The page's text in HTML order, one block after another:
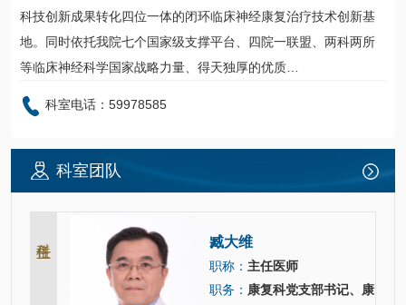
科技创新成果转化四位一体的闭环临床神经康复治疗技术创新基
地。同时依托我院七个国家级支撑平台、四院一联盟、两科两所
等临床神经科学国家战略力量、得天独厚的优质…
科室电话：59978585
科室团队
臧大维
职称： 主任医师
职务： 康复科党支部书记、康